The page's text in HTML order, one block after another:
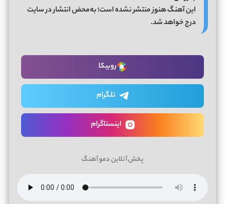
این آهنگ هنوز منتشر نشده است؛ به‌محض انتشار در سایت
درج خواهد شد.
روبیکا
تلگرام
اینستاگرام
پخش آنلاین دمو آهنگ